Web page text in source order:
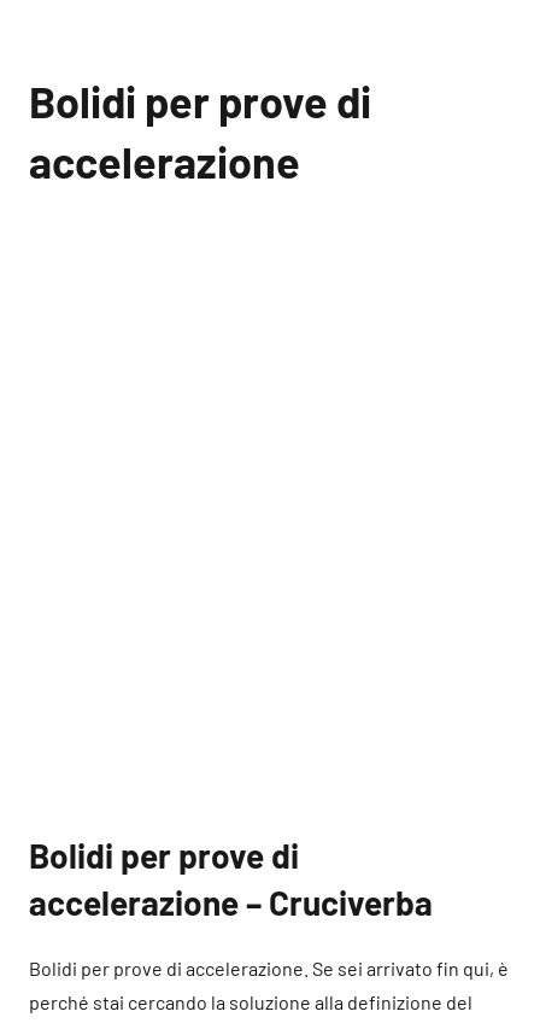
Bolidi per prove di
accelerazione
Bolidi per prove di
accelerazione – Cruciverba
Bolidi per prove di accelerazione. Se sei arrivato fin qui, è
perché stai cercando la soluzione alla definizione del